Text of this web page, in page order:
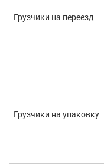
Грузчики на переезд
Грузчики на упаковку